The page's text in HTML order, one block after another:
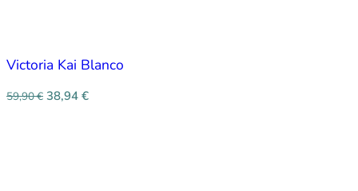
Victoria Kai Blanco
59,90€ 38,94 €